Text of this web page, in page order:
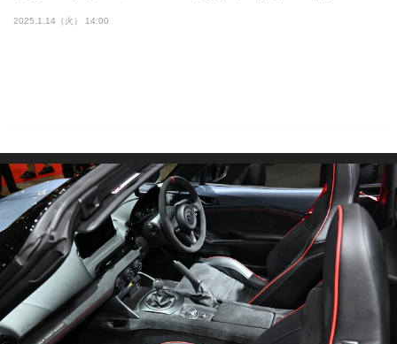
2025.1.14（火） 14:00